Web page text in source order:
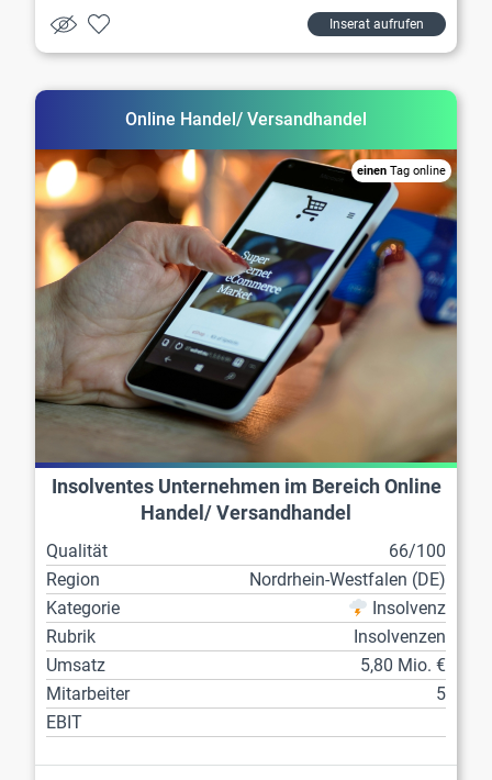
Inserat aufrufen
Online Handel/ Versandhandel
einen Tag online
Insolventes Unternehmen im Bereich Online
Handel/ Versandhandel
Qualität
66/100
Region
Nordrhein-Westfalen (DE)
Kategorie
Insolvenz
Rubrik
Insolvenzen
Umsatz
5,80 Mio. €
Mitarbeiter
5
EBIT